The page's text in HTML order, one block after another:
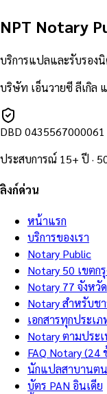
NPT Notary
บริการแปลและรับรอง
บริษัท เอ็นวายซี ลีเกิล
DBD 0435567000061
ประสบการณ์ 15+ ปี ·
ลิงก์ด่วน
หน้าแรก
บริการของเรา
Notary Public
Notary 50 เขตก
Notary 77 จังหวัด
Notary สำหรับช
เอกสารทุกประเ
Notary ตามประ
FAQ Notary (24
นักแปลสาบานตน
บัตร PAN อินเดีย